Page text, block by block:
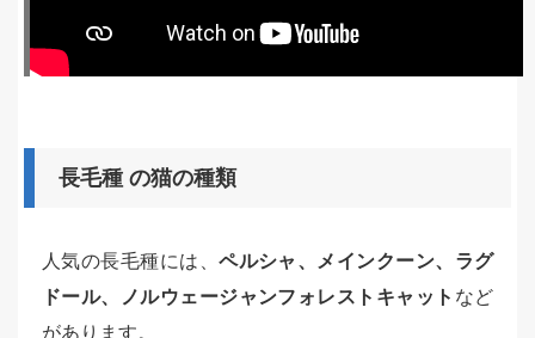
長毛種 の猫の種類
人気の長毛種には、ペルシャ、メインクーン、ラグ
ドール、ノルウェージャンフォレストキャット など
があります。